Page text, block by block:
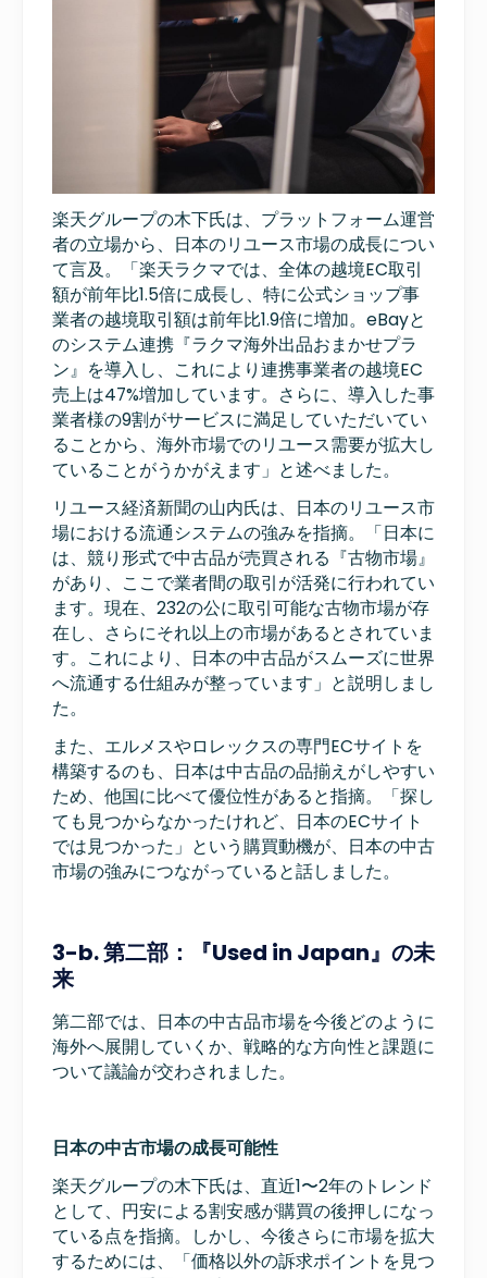
楽天グループの木下氏は、プラットフォーム運営
者の立場から、日本のリユース市場の成長につい
て言及。「楽天ラクマでは、全体の越境EC取引
額が前年比1.5倍に成長し、特に公式ショップ事
業者の越境取引額は前年比1.9倍に増加。eBayと
のシステム連携『ラクマ海外出品おまかせプラ
ン』を導入し、これにより連携事業者の越境EC
売上は47%増加しています。さらに、導入した事
業者様の9割がサービスに満足していただいてい
ることから、海外市場でのリユース需要が拡大し
ていることがうかがえます」と述べました。
リユース経済新聞の山内氏は、日本のリユース市
場における流通システムの強みを指摘。「日本に
は、競り形式で中古品が売買される『古物市場』
があり、ここで業者間の取引が活発に行われてい
ます。現在、232の公に取引可能な古物市場が存
在し、さらにそれ以上の市場があるとされていま
す。これにより、日本の中古品がスムーズに世界
へ流通する仕組みが整っています」と説明しまし
た。
また、エルメスやロレックスの専門ECサイトを
構築するのも、日本は中古品の品揃えがしやすい
ため、他国に比べて優位性があると指摘。「探し
ても見つからなかったけれど、日本のECサイト
では見つかった」という購買動機が、日本の中古
市場の強みにつながっていると話しました。
3-b. 第二部：『Used in Japan』の未
来
第二部では、日本の中古品市場を今後どのように
海外へ展開していくか、戦略的な方向性と課題に
ついて議論が交わされました。
日本の中古市場の成長可能性
楽天グループの木下氏は、直近1〜2年のトレンド
として、円安による割安感が購買の後押しになっ
ている点を指摘。しかし、今後さらに市場を拡大
するためには、「価格以外の訴求ポイントを見つ